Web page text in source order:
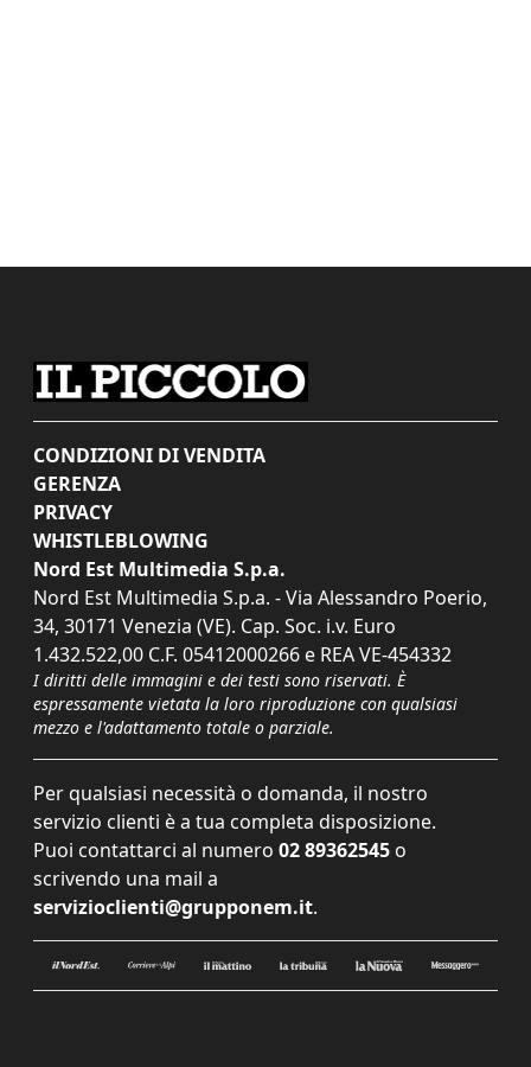
CONDIZIONI DI VENDITA
GERENZA
PRIVACY
WHISTLEBLOWING
Nord Est Multimedia S.p.a.
Nord Est Multimedia S.p.a. - Via Alessandro Poerio,
34, 30171 Venezia (VE). Cap. Soc. i.v. Euro
1.432.522,00 C.F. 05412000266 e REA VE-454332
I diritti delle immagini e dei testi sono riservati. È
espressamente vietata la loro riproduzione con qualsiasi
mezzo e l'adattamento totale o parziale.
Per qualsiasi necessità o domanda, il nostro
servizio clienti è a tua completa disposizione.
Puoi contattarci al numero 02 89362545 o
scrivendo una mail a
servizioclienti@grupponem.it.